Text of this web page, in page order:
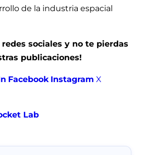
de la industria espacial
redes sociales y no te pierdas
publicaciones!
Facebook Instagram X
Lab